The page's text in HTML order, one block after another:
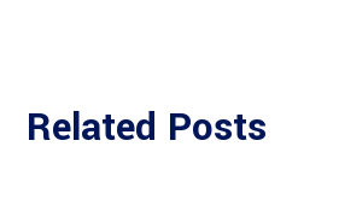
Related Posts